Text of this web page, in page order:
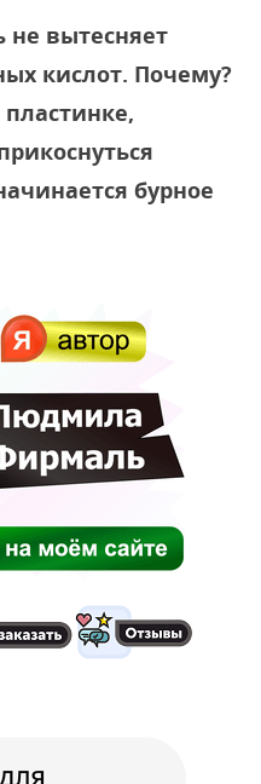
не вытесняет
кислот. Почему?
бурное